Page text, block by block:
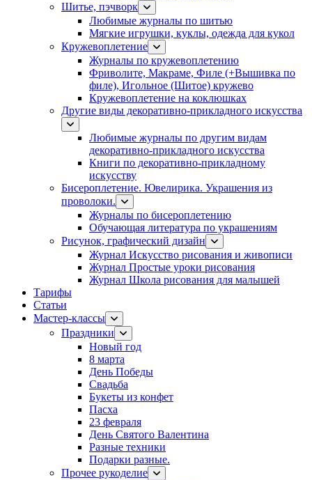
Шитье, пэчворк
Любимые журналы по шитью
Мягкие игрушки, куклы, одежда для кукол
Кружевоплетение
Журналы по кружевоплетению
Фриволите, Макраме, Филе (+Вышивка по
филе), Игольное (Шитое) кружево
Кружевоплетение на коклюшках
Другие виды декоративно-прикладного искусства
Любимые журналы по другим видам
декоративно-прикладного искусства
Книги по декоративно-прикладному
искусству
Бисероплетение. Ювелирика. Украшения из
проволоки.
Журналы по бисероплетению
Обучающая литература по украшениям
Рисунок, графический дизайн
Журнал Искусство рисования и живописи
Журнал Простые уроки рисования
Журнал Школа рисования для малышей
Тарифы
Статьи
Мастер-классы
Праздники
Новый год
8 марта
День Победы
Свадьба
Букеты из конфет
Пасха
23 февраля
День Святого Валентина
Разные техники
Подарки разные.
Прочее рукоделие